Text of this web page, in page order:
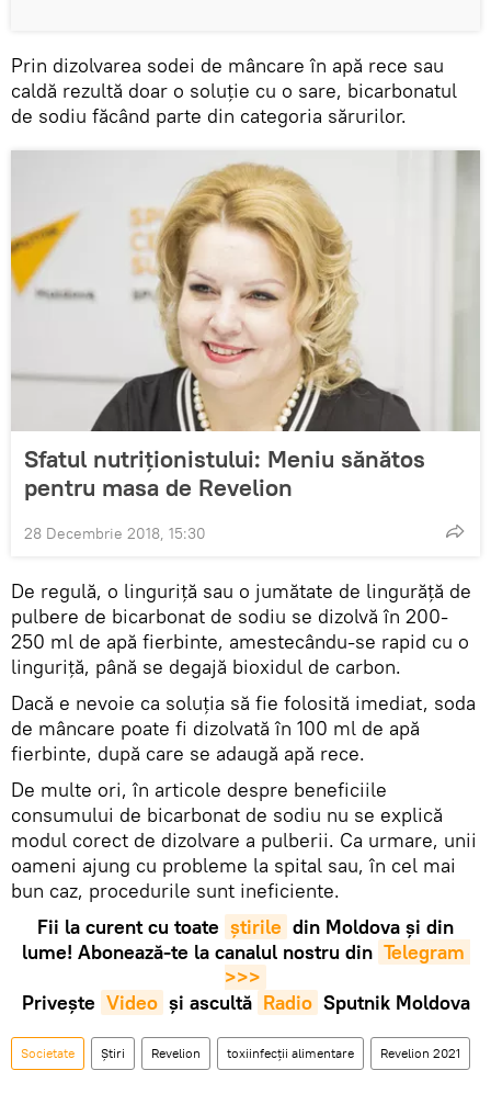
Prin dizolvarea sodei de mâncare în apă rece sau
caldă rezultă doar o soluție cu o sare, bicarbonatul
de sodiu făcând parte din categoria sărurilor.
Sfatul nutriționistului: Meniu sănătos
pentru masa de Revelion
28 Decembrie 2018, 15:30
De regulă, o linguriță sau o jumătate de lingurăță de
pulbere de bicarbonat de sodiu se dizolvă în 200-
250 ml de apă fierbinte, amestecându-se rapid cu o
linguriță, până se degajă bioxidul de carbon.
Dacă e nevoie ca soluția să fie folosită imediat, soda
de mâncare poate fi dizolvată în 100 ml de apă
fierbinte, după care se adaugă apă rece.
De multe ori, în articole despre beneficiile
consumului de bicarbonat de sodiu nu se explică
modul corect de dizolvare a pulberii. Ca urmare, unii
oameni ajung cu probleme la spital sau, în cel mai
bun caz, procedurile sunt ineficiente.
Fii la curent cu toate știrile din Moldova și din
lume! Abonează-te la canalul nostru din Telegram
>>>
Privește Video și ascultă Radio Sputnik Moldova
Societate Știri Revelion toxiinfecții alimentare Revelion 2021